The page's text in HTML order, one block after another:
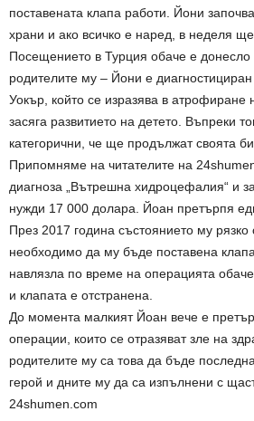
поставената клапа работи. Йони
храни и ако всичко е наред, в неделя
Посещението в Турция обаче е
родителите му – Йони е
Уокър, който се изразява в атрофиране
засяга развитието на детето. Въпреки
категорични, че ще продължат своята
Припомняме на читателите на
диагноза „Вътрешна хидроцефалия“ и
нужди 17 000 долара. Йоан претърпя
През 2017 година състоянието му
необходимо да му бъде поставена
навлязла по време на операцията
и клапата е отстранена.
До момента малкият Йоан вече е
операции, които се отразяват зле на
родителите му са това да бъде
герой и дните му да са изпълнени с
24shumen.com